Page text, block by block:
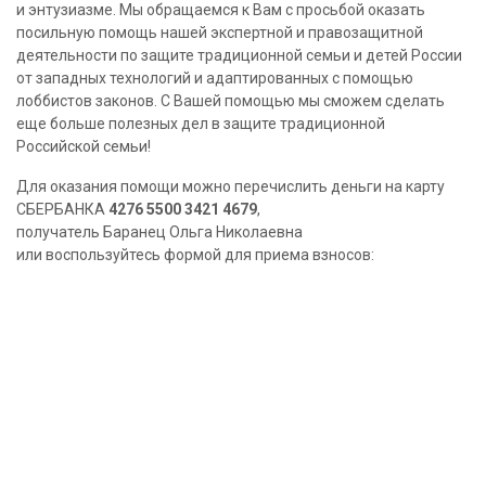
и энтузиазме. Мы обращаемся к Вам с просьбой оказать
посильную помощь нашей экспертной и правозащитной
деятельности по защите традиционной семьи и детей России
от западных технологий и адаптированных с помощью
лоббистов законов. С Вашей помощью мы сможем сделать
еще больше полезных дел в защите традиционной
Российской семьи!
Для оказания помощи можно перечислить деньги на карту
СБЕРБАНКА 4276 5500 3421 4679,
получатель Баранец Ольга Николаевна
или воспользуйтесь формой для приема взносов: